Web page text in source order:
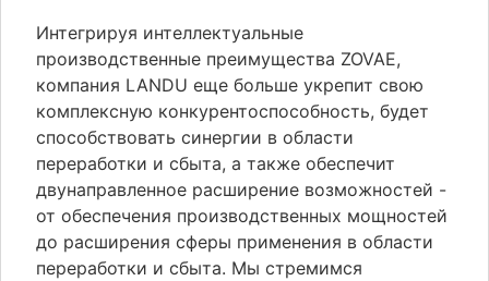
Интегрируя интеллектуальные
производственные преимущества ZOVAE,
компания LANDU еще больше укрепит свою
комплексную конкурентоспособность, будет
способствовать синергии в области
переработки и сбыта, а также обеспечит
двунаправленное расширение возможностей -
от обеспечения производственных мощностей
до расширения сферы применения в области
переработки и сбыта. Мы стремимся